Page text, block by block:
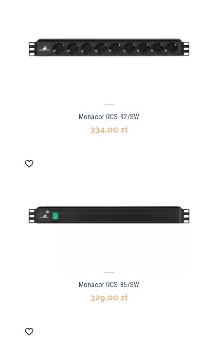
Monacor RCS-92/SW
334,00 zł
Monacor RCS-85/SW
329,00 zł